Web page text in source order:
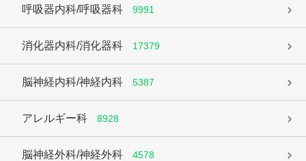
呼吸器内科/呼吸器科 9991
消化器内科/消化器科 17379
脳神経内科/神経内科 5387
アレルギー科 8928
脳神経外科/神経外科 4578